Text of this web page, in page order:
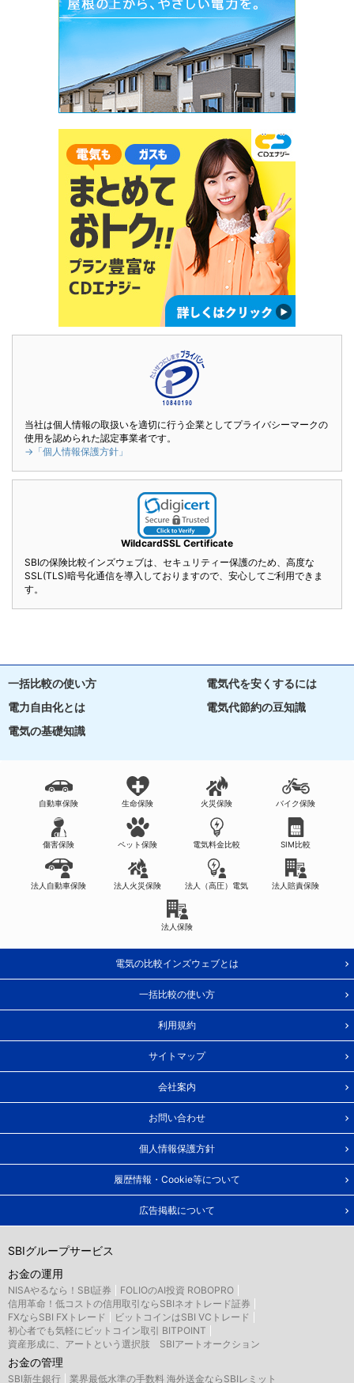
当社は個人情報の取扱いを適切に行う企業としてプライバシーマークの
使用を認められた認定事業者です。
→「個人情報保護方針」
WildcardSSL Certificate
SBIの保険比較インズウェブは、セキュリティー保護のため、高度な
SSL(TLS)暗号化通信を導入しておりますので、安心してご利用できま
す。
一括比較の使い方
電気代を安くするには
電力自由化とは
電気代節約の豆知識
電気の基礎知識
自動車保険 生命保険 火災保険 バイク保険
傷害保険 ペット保険 電気料金比較 SIM比較
法人自動車保険 法人火災保険 法人（高圧）電気 法人賠責保険
法人保険
電気の比較インズウェブとは
一括比較の使い方
利用規約
サイトマップ
会社案内
お問い合わせ
個人情報保護方針
履歴情報・Cookie等について
広告掲載について
SBIグループサービス
お金の運用
NISAやるなら！SBI証券
FOLIOのAI投資 ROBOPRO
信用革命！低コストの信用取引ならSBIネオトレード証券
FXならSBI FXトレード
ビットコインはSBI VCトレード
初心者でも気軽にビットコイン取引 BITPOINT
資産形成に、アートという選択肢 SBIアートオークション
お金の管理
SBI新生銀行 業界最低水準の手数料 海外送金ならSBIレミット